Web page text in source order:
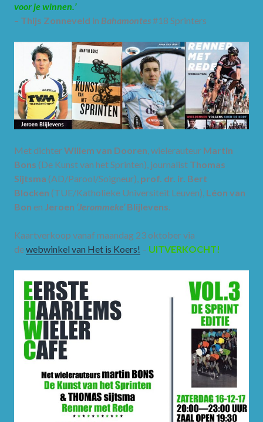
voor je winnen.’
– Thijs Zonneveld in Bahamontes#18 Sprinters
Met dichterWillem van Dooren, wielerauteur Martin
Bons (De Kunst van het Sprinten), journalist Thomas
Sijtsma (AD/Parool/Soigneur), prof. dr. ir. Bert
Blocken (TUE/Katholieke Universiteit Leuven), Léon van
Bon en Jeroen ‘Jerommeke’Blijlevens.
Kaartverkoop vanaf maandag 23 oktober via
dewebwinkel van Het is Koers! – UITVERKOCHT!